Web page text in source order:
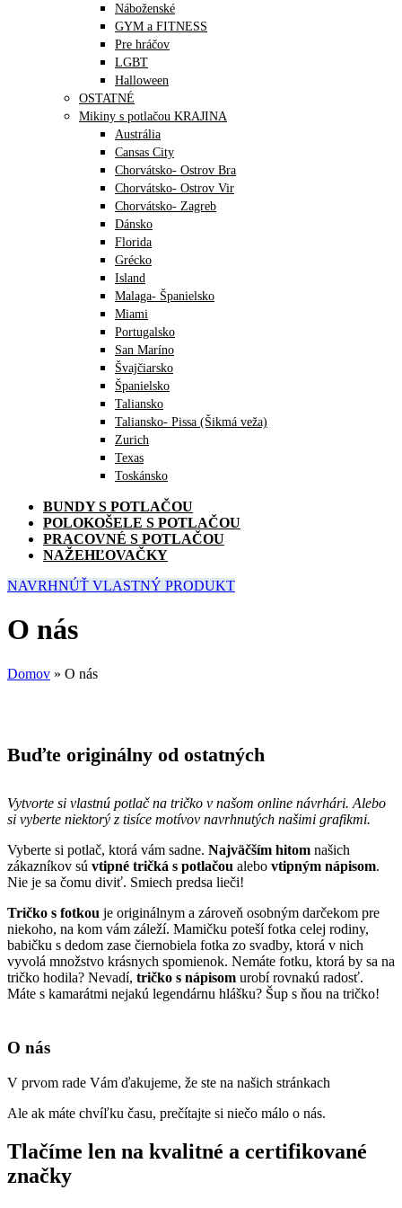
Náboženské
GYM a FITNESS
Pre hráčov
LGBT
Halloween
OSTATNÉ
Mikiny s potlačou KRAJINA
Austrália
Cansas City
Chorvátsko- Ostrov Bra
Chorvátsko- Ostrov Vir
Chorvátsko- Zagreb
Dánsko
Florida
Grécko
Island
Malaga- Španielsko
Miami
Portugalsko
San Maríno
Švajčiarsko
Španielsko
Taliansko
Taliansko- Pissa (Šikmá veža)
Zurich
Texas
Toskánsko
BUNDY S POTLAČOU
POLOKOŠELE S POTLAČOU
PRACOVNÉ S POTLAČOU
NAŽEHĽOVAČKY
NAVRHNÚŤ VLASTNÝ PRODUKT
O nás
Domov » O nás
Buďte originálny od ostatných
Vytvorte si vlastnú potlač na tričko v našom online návrhári. Alebo
si vyberte niektorý z tisíce motívov navrhnutých našimi grafikmi.
Vyberte si potlač, ktorá vám sadne. Najväčším hitom našich
zákazníkov sú vtipné tričká s potlačou alebo vtipným nápisom.
Nie je sa čomu diviť. Smiech predsa lieči!
Tričko s fotkou je originálnym a zároveň osobným darčekom pre
niekoho, na kom vám záleží. Mamičku poteší fotka celej rodiny,
babičku s dedom zase čiernobiela fotka zo svadby, ktorá v nich
vyvolá množstvo krásnych spomienok. Nemáte fotku, ktorá by sa na
tričko hodila? Nevadí, tričko s nápisom urobí rovnakú radosť.
Máte s kamarátmi nejakú legendárnu hlášku? Šup s ňou na tričko!
O nás
V prvom rade Vám ďakujeme, že ste na našich stránkach
Ale ak máte chvíľku času, prečítajte si niečo málo o nás.
Tlačíme len na kvalitné a certifikované
značky